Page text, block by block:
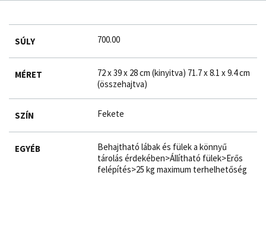
SÚLY 700.00
MÉRET
72 x 39 x 28 cm (kinyitva) 71.7 x 8.1 x 9.4 cm
(összehajtva)
SZÍN Fekete
EGYÉB
Behajtható lábak és fülek a könnyű
tárolás érdekében>Állítható fülek>Erős
felépítés>25 kg maximum terhelhetőség